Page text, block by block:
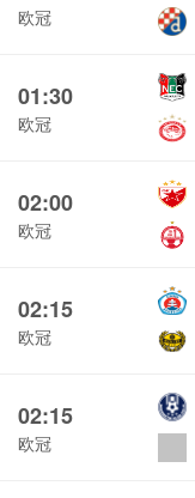
欧冠
01:30
欧冠
02:00
欧冠
02:15
欧冠
02:15
欧冠